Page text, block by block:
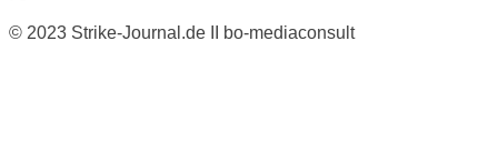
© 2023 Strike-Journal.de II bo-mediaconsult